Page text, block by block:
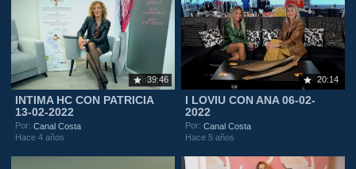
39:46
INTIMA HC CON PATRICIA
13-02-2022
Por:Canal Costa
Hace 4 años
20:14
I LOVIU CON ANA 06-02-
2022
Por:Canal Costa
Hace 5 años